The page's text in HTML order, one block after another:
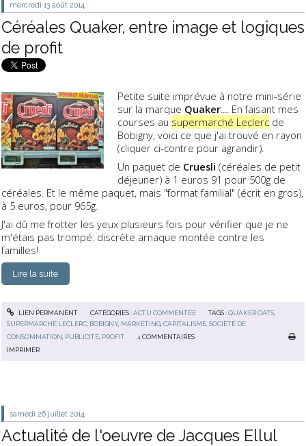
mercredi 13 août 2014
Céréales Quaker, entre image et logiques
de profit
Petite suite imprévue à notre mini-série
sur la marque Quaker.... En faisant mes
courses au supermarché Leclerc de
Bobigny, voici ce que j'ai trouvé en rayon
(cliquer ci-contre pour agrandir).
Un paquet de Cruesli (céréales de petit
déjeuner) à 1 euros 91 pour 500g de
céréales. Et le même paquet, mais "format familial" (écrit en gros),
à 5 euros, pour 965g.
J'ai dû me frotter les yeux plusieurs fois pour vérifier que je ne
m'étais pas trompé: discrète arnaque montée contre les
familles!
Lire la suite
LIEN PERMANENT CATÉGORIES :ACTU COMMENTÉE TAGS :QUAKER OATS,
SUPERMARCHÉ LECLERC, BOBIGNY, MARKETING,CAPITALISME,SOCIÉTÉ DE
CONSOMMATION PUBLICITÉ PROFIT 4 COMMENTAIRES
IMPRIMER
samedi 26 juillet 2014
Actualité de l'oeuvre de Jacques Ellul